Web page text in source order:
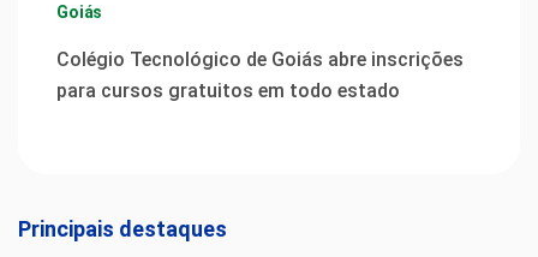
Goiás
Colégio Tecnológico de Goiás abre inscrições
para cursos gratuitos em todo estado
Principais destaques